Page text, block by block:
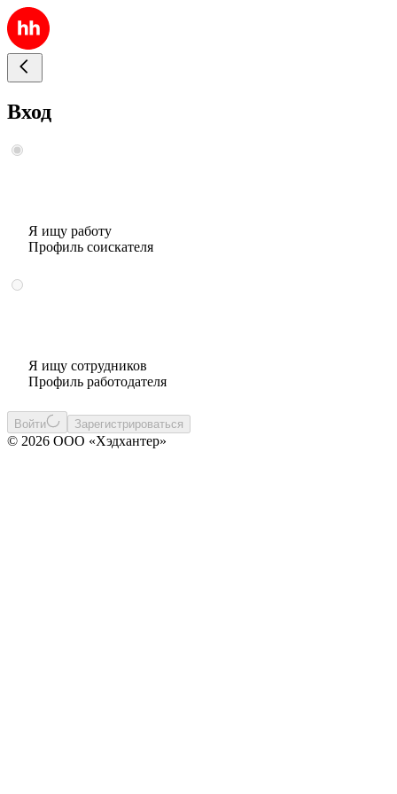
Вход
Я ищу работу
Профиль соискателя
Я ищу сотрудников
Профиль работодателя
Войти Зарегистрироваться
© 2026 ООО «Хэдхантер»